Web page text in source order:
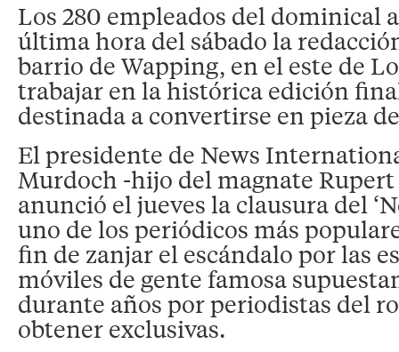
Los 280 empleados del dominical
última hora del sábado la
barrio de Wapping, en el este de
trabajar en la histórica edición
destinada a convertirse en pieza
El presidente de News
Murdoch -hijo del magnate
anunció el jueves la clausura del
uno de los periódicos más
fin de zanjar el escándalo por las
móviles de gente famosa
durante años por periodistas del
obtener exclusivas.